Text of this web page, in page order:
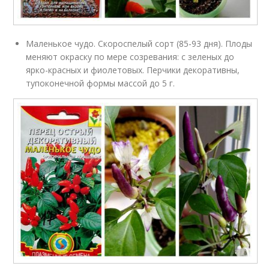
Маленькое чудо. Скороспелый сорт (85-93 дня). Плоды
меняют окраску по мере созревания: с зеленых до
ярко-красных и фиолетовых. Перчики декоративны,
тупоконечной формы массой до 5 г.